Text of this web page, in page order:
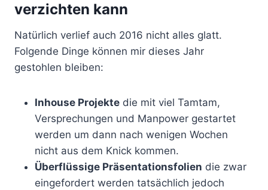
verzichten kann
Natürlich verlief auch 2016 nicht alles glatt.
Folgende Dinge können mir dieses Jahr
gestohlen bleiben:
Inhouse Projekte die mit viel Tamtam,
Versprechungen und Manpower gestartet
werden um dann nach wenigen Wochen
nicht aus dem Knick kommen.
Überflüssige Präsentationsfolien die zwar
eingefordert werden tatsächlich jedoch